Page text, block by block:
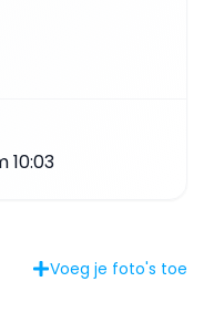
10:03
Voeg je foto's toe